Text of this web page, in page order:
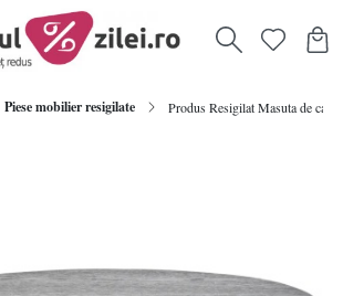
Piese mobilier resigilate Produs Resigilat Masuta de